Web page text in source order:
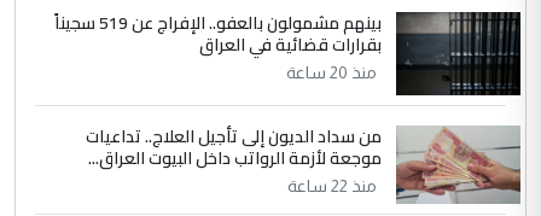
بينهم مشمولون بالعفو.. الإفراج عن 519 سجيناً
بقرارات قضائية في العراق
منذ 20 ساعة
من سداد الديون إلى تأجيل العلاج.. تداعيات
موجعة لأزمة الرواتب داخل البيوت العراق...
منذ 22 ساعة